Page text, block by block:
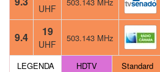
UHF
9.4 19
UHF
503.143 MHz
LEGENDA HDTV Standard